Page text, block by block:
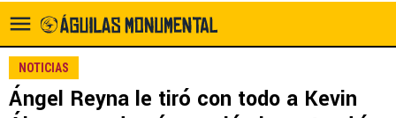
NOTICIAS
Ángel Reyna le tiró con todo a Kevin